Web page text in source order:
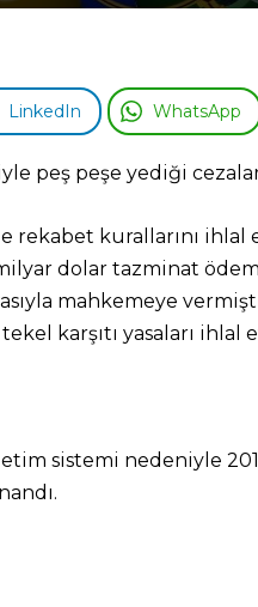
LinkedIn WhatsApp
peş peşe yediği
rekabet kurallarını
dolar tazminat
mahkemeye
karşıtı yasaları
sistemi nedeniyle